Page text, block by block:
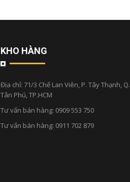
KHO HÀNG
Địa chỉ: 71/3 Chế Lan Viên, P. Tây Thạnh, Q.
Tân Phú, TP.HCM
Tư vấn bán hàng: 0909 553 750
Tư vấn bán hàng: 0911 702 879